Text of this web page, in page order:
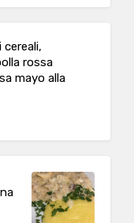
rossa
mayo alla